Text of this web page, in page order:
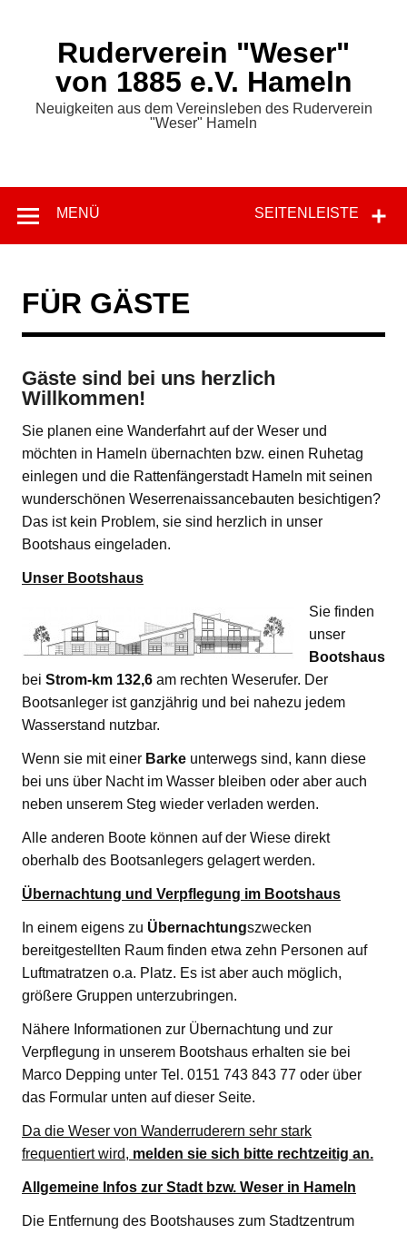
Ruderverein "Weser"
von 1885 e.V. Hameln
Neuigkeiten aus dem Vereinsleben des Ruderverein
"Weser" Hameln
SEITENLEISTE
MENÜ
FÜR GÄSTE
Gäste sind bei uns herzlich
Willkommen!
Sie planen eine Wanderfahrt auf der Weser und
möchten in Hameln übernachten bzw. einen Ruhetag
einlegen und die Rattenfängerstadt Hameln mit seinen
wunderschönen Weserrenaissancebauten besichtigen?
Das ist kein Problem, sie sind herzlich in unser
Bootshaus eingeladen.
Unser Bootshaus
Sie finden
unser
Bootshaus
bei Strom-km 132,6 am rechten Weserufer. Der
Bootsanleger ist ganzjährig und bei nahezu jedem
Wasserstand nutzbar.
Wenn sie mit einer Barke unterwegs sind, kann diese
bei uns über Nacht im Wasser bleiben oder aber auch
neben unserem Steg wieder verladen werden.
Alle anderen Boote können auf der Wiese direkt
oberhalb des Bootsanlegers gelagert werden.
Übernachtung und Verpflegung im Bootshaus
In einem eigens zu Übernachtungszwecken
bereitgestellten Raum finden etwa zehn Personen auf
Luftmatratzen o.a. Platz. Es ist aber auch möglich,
größere Gruppen unterzubringen.
Nähere Informationen zur Übernachtung und zur
Verpflegung in unserem Bootshaus erhalten sie bei
Marco Depping unter Tel. 0151 743 843 77 oder über
das Formular unten auf dieser Seite.
Da die Weser von Wanderruderern sehr stark
frequentiert wird, melden sie sich bitte rechtzeitig an.
Allgemeine Infos zur Stadt bzw. Weser in Hameln
Die Entfernung des Bootshauses zum Stadtzentrum